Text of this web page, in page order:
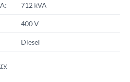
712 kVA
400 V
Diesel